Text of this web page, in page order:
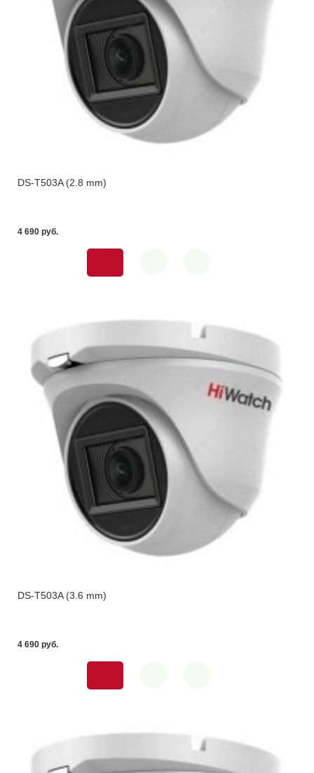
DS-T503A (2.8 mm)
4 690 pуб.
DS-T503A (3.6 mm)
4 690 pуб.